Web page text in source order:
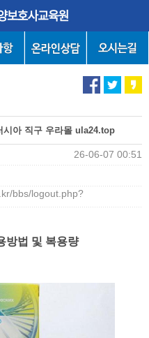
시아 직구 우라몰 ula24.top
26-06-07 00:51
bbs/logout.php?
방법 및 복용량